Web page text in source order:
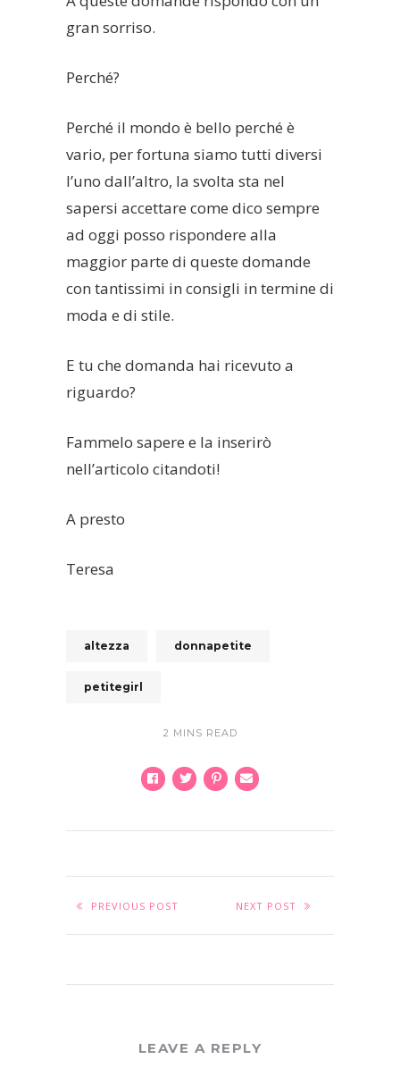
gran sorriso.
Perché?
Perché il mondo è bello perché è
vario, per fortuna siamo tutti diversi
l’uno dall’altro, la svolta sta nel
sapersi accettare come dico sempre
ad oggi posso rispondere alla
maggior parte di queste domande
con tantissimi in consigli in termine di
moda e di stile.
E tu che domanda hai ricevuto a
riguardo?
Fammelo sapere e la inserirò
nell’articolo citandoti!
A presto
Teresa
altezza donnapetite
petitegirl
2 MINS READ
PREVIOUS POST NEXT POST
LEAVE A REPLY